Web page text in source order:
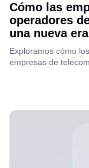
Cómo las
operadores
una nueva
Exploramos cómo
empresas de